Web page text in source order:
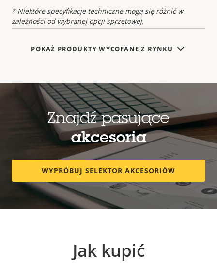
* Niektóre specyfikacje techniczne mogą się różnić w
zależności od wybranej opcji sprzętowej.
variant:
POKAŻ PRODUKTY WYCOFANE Z RYNKU
Znajdź pasujące
akcesoria
WYPRÓBUJ SELEKTOR AKCESORIÓW
Jak kupić